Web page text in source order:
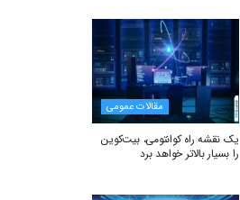
مقالات عمومی
یک نقشه راه کوانتومی، بیت‌کوین
را بسیار بالاتر خواهد برد